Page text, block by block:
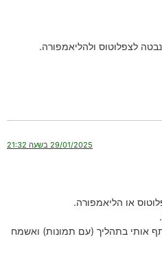
לצפלוטוס ולהליאמפורה.
29/01/2025 בשעה 21:32
או הליאמפורה.
אותי בתהליך (עם תמונות) ואשמח